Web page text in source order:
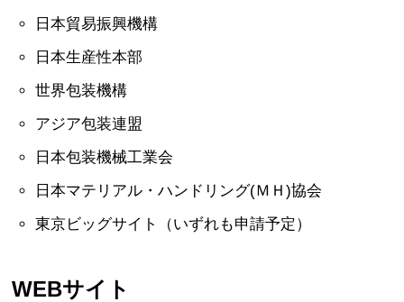
日本貿易振興機構
日本生産性本部
世界包装機構
アジア包装連盟
日本包装機械工業会
日本マテリアル・ハンドリング(ＭＨ)協会
東京ビッグサイト（いずれも申請予定）
WEBサイト